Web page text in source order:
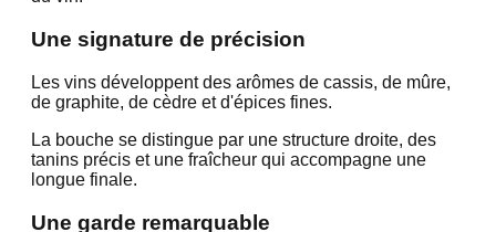
Une signature de précision
Les vins développent des arômes de cassis, de mûre,
de graphite, de cèdre et d'épices fines.
La bouche se distingue par une structure droite, des
tanins précis et une fraîcheur qui accompagne une
longue finale.
Une garde remarquable